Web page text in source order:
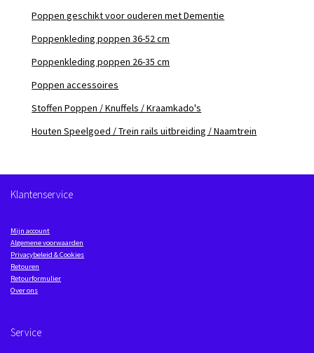
Poppen geschikt voor ouderen met Dementie
Poppenkleding poppen 36-52 cm
Poppenkleding poppen 26-35 cm
Poppen accessoires
Stoffen Poppen / Knuffels / Kraamkado's
Houten Speelgoed / Trein rails uitbreiding / Naamtrein
Klantenservice
Mijn account
Algemene voorwaarden
Privacybeleid & Cookies
Retouren
Retourformulier
Over ons
Service